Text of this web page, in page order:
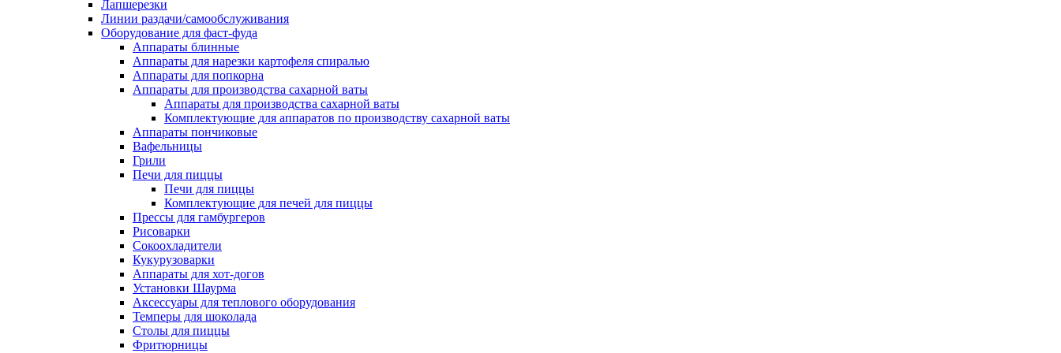
Лапшерезки
Линии раздачи/самообслуживания
Оборудование для фаст-фуда
Аппараты блинные
Аппараты для нарезки картофеля спиралью
Аппараты для попкорна
Аппараты для производства сахарной ваты
Аппараты для производства сахарной ваты
Комплектующие для аппаратов по производству сахарной ваты
Аппараты пончиковые
Вафельницы
Грили
Печи для пиццы
Печи для пиццы
Комплектующие для печей для пиццы
Прессы для гамбургеров
Рисоварки
Сокоохладители
Кукурузоварки
Аппараты для хот-догов
Установки Шаурма
Аксессуары для теплового оборудования
Темперы для шоколада
Столы для пиццы
Фритюрницы